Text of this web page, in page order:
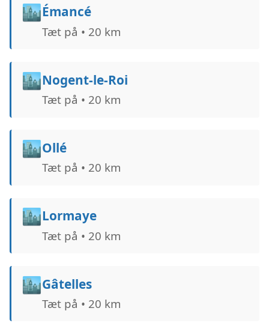
🏙️Émancé
Tæt på • 20 km
🏙️Nogent-le-Roi
Tæt på • 20 km
🏙️Ollé
Tæt på • 20 km
🏙️Lormaye
Tæt på • 20 km
🏙️Gâtelles
Tæt på • 20 km